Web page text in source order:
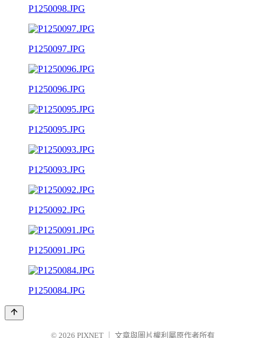
P1250098.JPG
P1250097.JPG
P1250096.JPG
P1250095.JPG
P1250093.JPG
P1250092.JPG
P1250091.JPG
P1250084.JPG
© 2026 PIXNET 文章與圖片權利屬原作者所有